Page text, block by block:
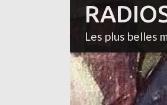
Les plus belles